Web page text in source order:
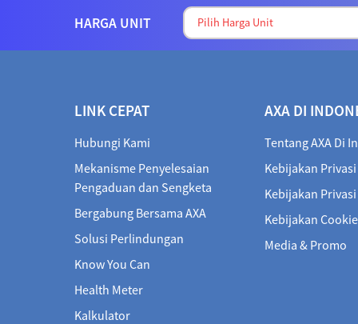
HARGA UNIT
LINK CEPAT
Hubungi Kami
Mekanisme Penyelesaian
Pengaduan dan Sengketa
Bergabung Bersama AXA
Solusi Perlindungan
Know You Can
Health Meter
Kalkulator
AXA DI
Tentang AXA Di
Kebijakan Privasi
Kebijakan Privasi
Kebijakan Cookie
Media & Promo